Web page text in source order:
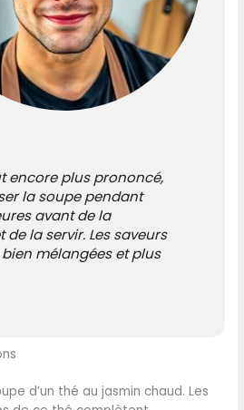
encore plus prononcé,
la soupe pendant
avant de la
de la servir. Les saveurs
mélangées et plus
d’un thé au jasmin chaud. Les